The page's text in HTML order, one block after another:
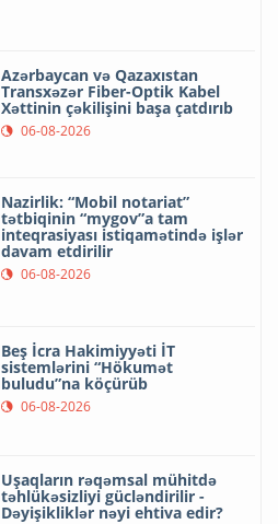
Azərbaycan və Qazaxıstan
Transxəzər Fiber-Optik Kabel
Xəttinin çəkilişini başa çatdırıb
06-08-2026
Nazirlik: “Mobil notariat”
tətbiqinin “mygov”a tam
inteqrasiyası istiqamətində işlər
davam etdirilir
06-08-2026
Beş İcra Hakimiyyəti İT
sistemlərini “Hökumət
buludu”na köçürüb
06-08-2026
Uşaqların rəqəmsal mühitdə
təhlükəsizliyi gücləndirilir -
Dəyişikliklər nəyi ehtiva edir?